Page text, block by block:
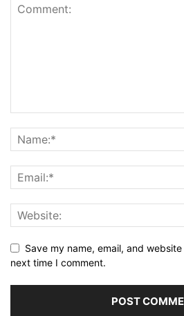
Save my name, email, and
next time I comment.